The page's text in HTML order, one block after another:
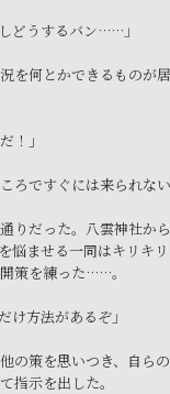
どうするバン……」
を何とかできるものが
！」
ろですぐには来られない
りだった。八雲神社か
ませる一同はキリキ
策を練った……。
け方法があるぞ」
の策を思いつき、自ら
指示を出した。